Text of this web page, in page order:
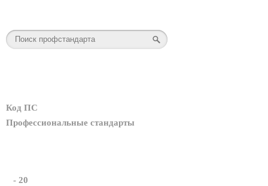
Код ПС
Профессиональные стандарты
- 20